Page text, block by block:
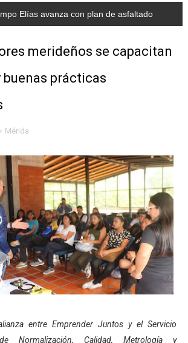
Mérida instalará mesa de trabajo con
taller de bordado en punto de cruz
avanza en la transformación del
de Nutrición celebra Semana
Mérida fortalece el desarrollo
talleres para aspirantes al curso de
académica de médicos en
economía comunal en El Vigía con
con éxito el taller vacacional de
Elías avanza con plan de asfaltado
merideños se capacitan
buenas prácticas
Mérida
entre Emprender Juntos y el Servicio
Normalización, Calidad, Metrología y